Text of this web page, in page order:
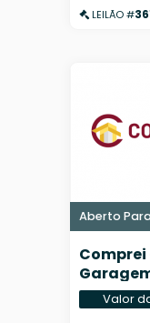
LEILÃO #
Aberto
Comprei
Center
Valor